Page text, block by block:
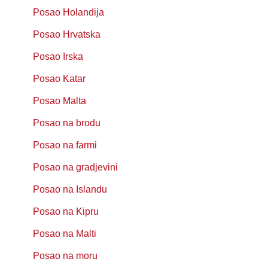
Posao Holandija
Posao Hrvatska
Posao Irska
Posao Katar
Posao Malta
Posao na brodu
Posao na farmi
Posao na gradjevini
Posao na Islandu
Posao na Kipru
Posao na Malti
Posao na moru